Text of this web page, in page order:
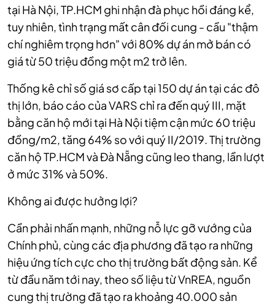
tại Hà Nội, TP.HCM ghi nhận đà phục hồi đáng kể,
tuy nhiên, tình trạng mất cân đối cung - cầu "thậm
chí nghiêm trọng hơn" với 80% dự án mở bán có
giá từ 50 triệu đồng một m2 trở lên.
Thống kê chỉ số giá sơ cấp tại 150 dự án tại các đô
thị lớn, báo cáo của VARS chỉ ra đến quý III, mặt
bằng căn hộ mới tại Hà Nội tiệm cận mức 60 triệu
đồng/m2, tăng 64% so với quý II/2019. Thị trường
căn hộ TP.HCM và Đà Nẵng cũng leo thang, lần lượt
ở mức 31% và 50%.
Không ai được hưởng lợi?
Cần phải nhấn mạnh, những nỗ lực gỡ vướng của
Chính phủ, cùng các địa phương đã tạo ra những
hiệu ứng tích cực cho thị trường bất động sản. Kể
từ đầu năm tới nay, theo số liệu từ VnREA, nguồn
cung thị trường đã tạo ra khoảng 40.000 sản